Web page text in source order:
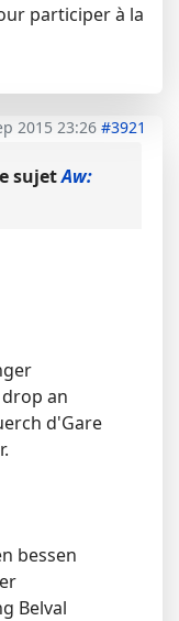
participer à la
2015 23:26 #3921
sujetAw:
an
d'Gare
bessen
Belval